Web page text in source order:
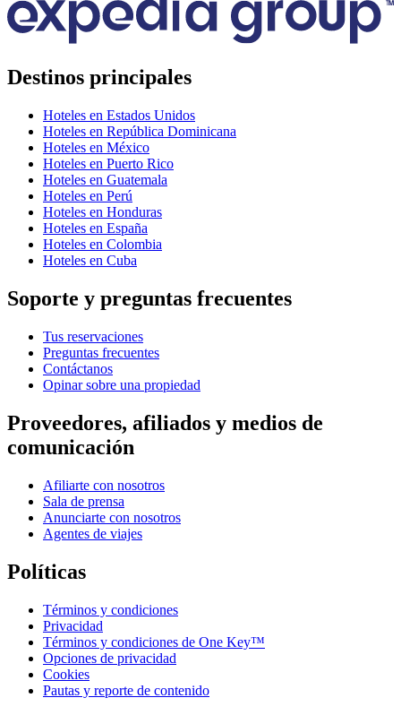
Destinos principales
Hoteles en Estados Unidos
Hoteles en República Dominicana
Hoteles en México
Hoteles en Puerto Rico
Hoteles en Guatemala
Hoteles en Perú
Hoteles en Honduras
Hoteles en España
Hoteles en Colombia
Hoteles en Cuba
Soporte y preguntas frecuentes
Tus reservaciones
Preguntas frecuentes
Contáctanos
Opinar sobre una propiedad
Proveedores, afiliados y medios de
comunicación
Afiliarte con nosotros
Sala de prensa
Anunciarte con nosotros
Agentes de viajes
Políticas
Términos y condiciones
Privacidad
Términos y condiciones de One Key™
Opciones de privacidad
Cookies
Pautas y reporte de contenido